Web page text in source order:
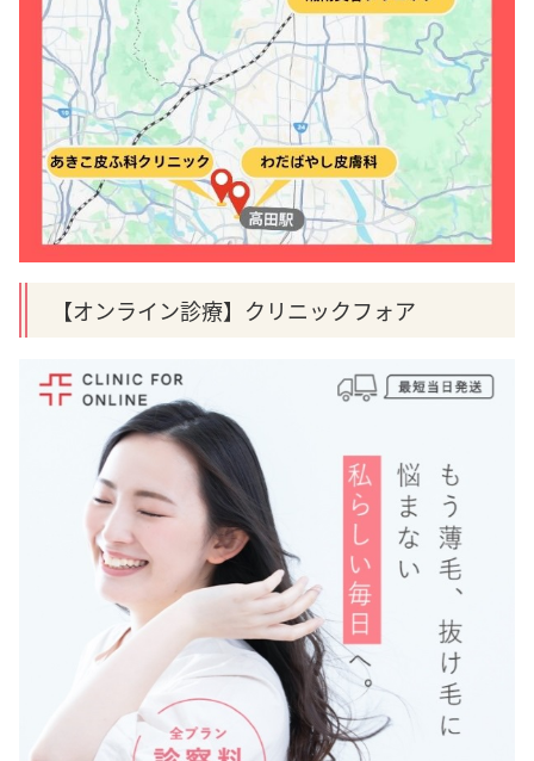
【オンライン診療】クリニックフォア